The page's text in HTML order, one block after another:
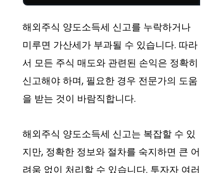
해외주식 양도소득세 신고를 누락하거나
미루면 가산세가 부과될 수 있습니다. 따라
서 모든 주식 매도와 관련된 손익은 정확히
신고해야 하며, 필요한 경우 전문가의 도움
을 받는 것이 바람직합니다.
해외주식 양도소득세 신고는 복잡할 수 있
지만, 정확한 정보와 절차를 숙지하면 큰 어
려움 없이 처리할 수 있습니다. 투자자 여러